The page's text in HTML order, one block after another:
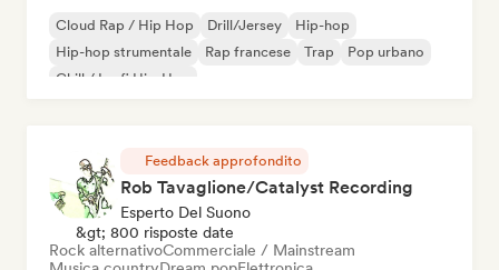
Cloud Rap / Hip Hop Drill/Jersey
Hip-hop
Hip-hop strumentale
Rap francese Trap
Pop urbano
Chill / Lo-fi Hip-Hop
Feedback approfondito
Rob Tavaglione/Catalyst Recording
Esperto Del Suono
&gt; 800 risposte date
Rock alternativoCommerciale / Mainstream